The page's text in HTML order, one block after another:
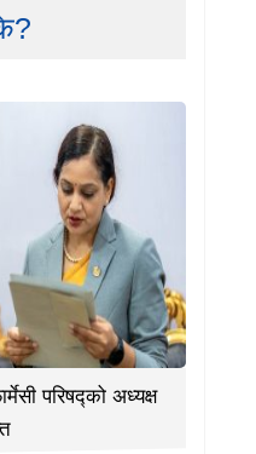
परिषद्को अध्यक्ष